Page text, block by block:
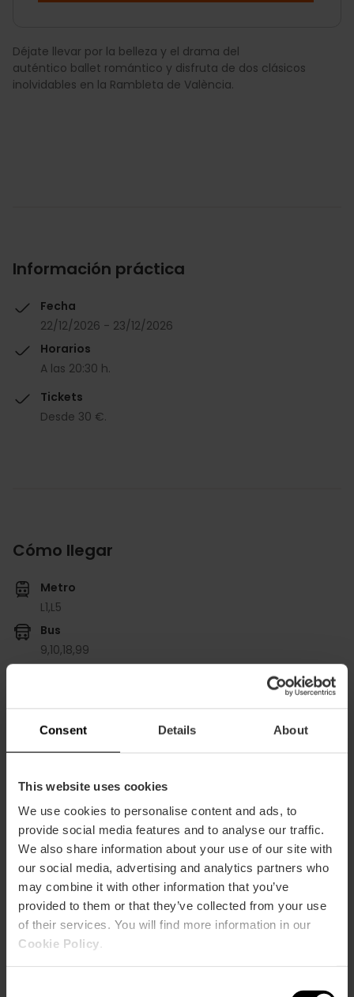
Consent Details About
This website uses cookies
We use cookies to personalise content and ads, to
provide social media features and to analyse our traffic.
We also share information about your use of our site with
our social media, advertising and analytics partners who
may combine it with other information that you’ve
provided to them or that they’ve collected from your use
of their services. You will find more information in our
Cookie Policy
Déjate llevar por la belleza y el drama del
auténtico ballet romántico y disfruta de dos clásicos
inolvidables en la Rambleta de València.
Información práctica
Fecha
22/12/2026 - 23/12/2026
Horarios
A las 20:30 h.
Tickets
Desde 30 €.
Cómo llegar
Metro
L1,L5
Bus
9,10,18,99